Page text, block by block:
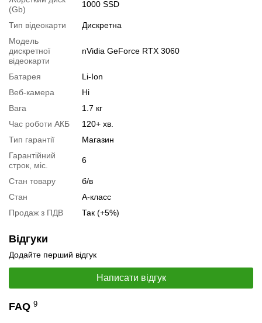
"Аксесуари
" разом з основним товаром.
Специфікація, тести та технічні звіти
Специфікація процесора:
Тестування процесора:
Специфікація відеокарти:
Тестування відеокарти:
(Gb)
1000 SSD
Тип відеокарти
Дискретна
Модель
дискретної
відеокарти
nVidia GeForce RTX 3060
Батарея
Li-Ion
Веб-камера
Ні
Вага
1.7 кг
Час роботи АКБ
120+ хв.
Тип гарантії
Магазин
Гарантійний
строк, міс.
6
Стан товару
б/в
Стан
А-класс
Продаж з ПДВ
Так (+5%)
Відгуки
Додайте перший відгук
Написати відгук
FAQ 9